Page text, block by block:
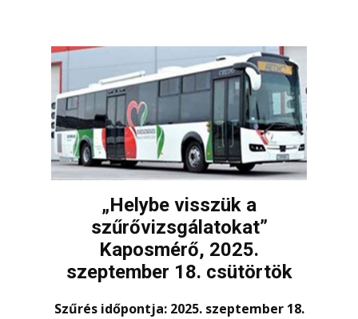
„Helybe visszük a
szűrővizsgálatokat”
Kaposmérő, 2025.
szeptember 18. csütörtök
Szűrés időpontja: 2025. szeptember 18.